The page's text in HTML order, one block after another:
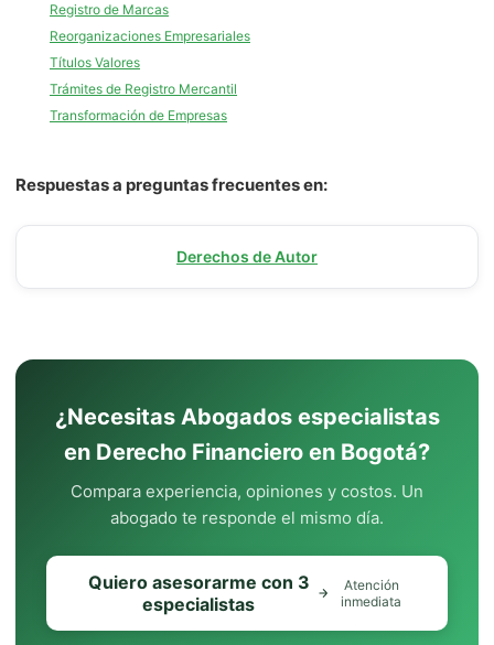
Registro de Marcas
Reorganizaciones Empresariales
Títulos Valores
Trámites de Registro Mercantil
Transformación de Empresas
Respuestas a preguntas frecuentes en:
Derechos de Autor
¿Necesitas Abogados especialistas
en Derecho Financiero en Bogotá?
Compara experiencia, opiniones y costos. Un
abogado te responde el mismo día.
Quiero asesorarme con 3
especialistas
Atención
inmediata